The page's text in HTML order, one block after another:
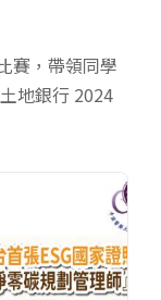
賽，帶領同學
地銀行 2024